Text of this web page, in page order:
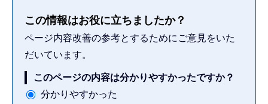
この情報はお役に立ちましたか？
ページ内容改善の参考とするためにご意見をいた
だいています。
このページの内容は分かりやすかったですか？
分かりやすかった